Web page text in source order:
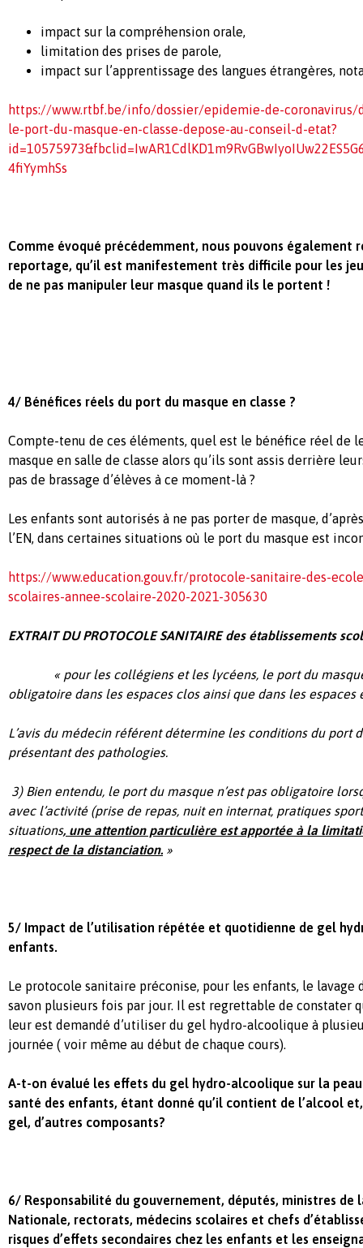
impact sur la compréhension orale,
limitation des prises de parole,
impact sur l’apprentissage des langues étrangères,
https://www.rtbf.be/info/dossier/epidemie-de-
le-port-du-masque-en-classe-depose-au-conseil-d-etat?
4fiYymhSs
Comme évoqué précédemment, nous pouvons également
reportage, qu’il est manifestement très difficile pour les
de ne pas manipuler leur masque quand ils le portent !
4/ Bénéfices réels du port du masque en classe ?
Compte-tenu de ces éléments, quel est le bénéfice réel de
masque en salle de classe alors qu’ils sont assis derrière
pas de brassage d’élèves à ce moment-là ?
Les enfants sont autorisés à ne pas porter de masque,
l’EN, dans certaines situations où le port du masque est
https://www.education.gouv.fr/protocole-sanitaire-des-
scolaires-annee-scolaire-2020-2021-305630
EXTRAIT DU PROTOCOLE SANITAIRE des établissements
« pour les collégiens et les lycéens, le port du masque
obligatoire dans les espaces clos ainsi que dans les espaces
L’avis du médecin référent détermine les conditions du port
présentantdes pathologies.
3) Bien entendu, le port du masque n’est pas obligatoire
avec l’activité (prise de repas, nuit en internat, pratiques
situations, une attention particulière est apportée à la
respect de la distanciation. »
5/ Impact de l’utilisation répétée et quotidienne de gel
enfants.
Le protocole sanitaire préconise, pour les enfants, le lavage
savon plusieurs fois par jour. Il est regrettable de constater
leur est demandé d’utiliser du gel hydro-alcoolique à
journée ( voir même au début de chaque cours).
A-t-on évalué les effets du gel hydro-alcoolique sur la
santé des enfants, étant donné qu’il contient de l’alcool
gel, d’autres composants?
6/ Responsabilité du gouvernement, députés, ministres de
Nationale, rectorats, médecins scolaires et chefs
risques d’effets secondaires chez les enfants et les